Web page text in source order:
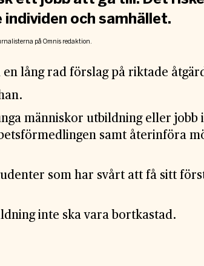
och samhället.
på Omnis redaktion.
lång rad förslag på riktade
människor utbildning eller
samt återinföra
som har svårt att få sitt
inte ska vara bortkastad.